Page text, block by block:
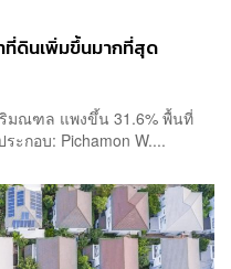
ที่ดินเพิ่มขึ้นมากที่สุด
ริมณฑล แพงขึ้น 31.6% พื้นที่
กอบ: Pichamon W....